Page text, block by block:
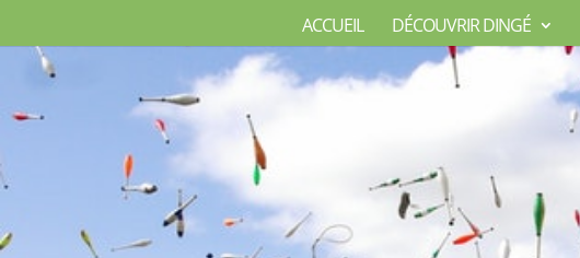
ACCUEIL DÉCOUVRIR DINGÉ